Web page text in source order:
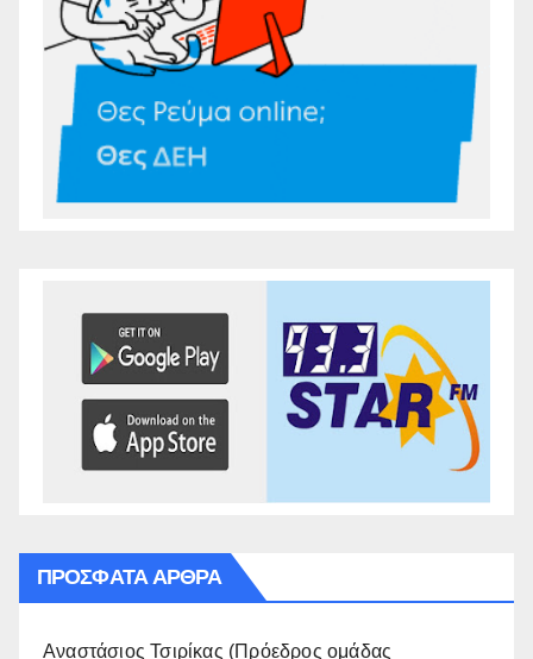
ΠΡΌΣΦΑΤΑ ΆΡΘΡΑ
Αναστάσιος Τσιρίκας (Πρόεδρος ομάδας